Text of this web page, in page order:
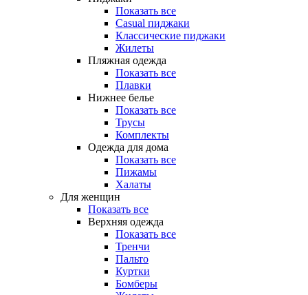
Показать все
Casual пиджаки
Классические пиджаки
Жилеты
Пляжная одежда
Показать все
Плавки
Нижнее белье
Показать все
Трусы
Комплекты
Одежда для дома
Показать все
Пижамы
Халаты
Для женщин
Показать все
Верхняя одежда
Показать все
Тренчи
Пальто
Куртки
Бомберы